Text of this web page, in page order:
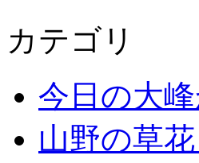
カテゴリ
今日の大
山野の草